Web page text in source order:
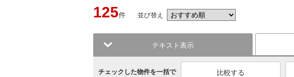
125件 並び替え
テキスト表示
チェックした物件を一括で